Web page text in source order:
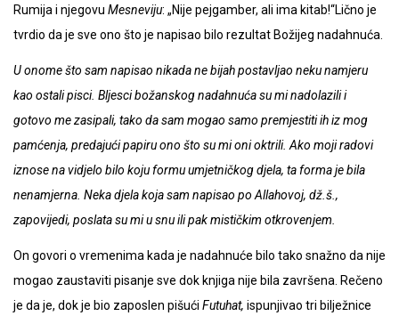
Rumija i njegovu Mesneviju: „Nije pejgamber, ali ima kitab!“Lično je
tvrdio da je sve ono što je napisao bilo rezultat Božijeg nadahnuća.
U onome što sam napisao nikada ne bijah postavljao neku namjeru
kao ostali pisci. Bljesci božanskog nadahnuća su mi nadolazili i
gotovo me zasipali, tako da sam mogao samo premjestiti ih iz mog
pamćenja, predajući papiru ono što su mi oni oktrili. Ako moji radovi
iznose na vidjelo bilo koju formu umjetničkog djela, ta forma je bila
nenamjerna. Neka djela koja sam napisao po Allahovoj, dž.š.,
zapovijedi, poslata su mi u snu ili pak mističkim otkrovenjem.
On govori o vremenima kada je nadahnuće bilo tako snažno da nije
mogao zaustaviti pisanje sve dok knjiga nije bila završena. Rečeno
je da je, dok je bio zaposlen pišući Futuhat, ispunjivao tri bilježnice